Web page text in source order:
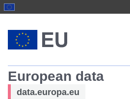
European data
data.europa.eu